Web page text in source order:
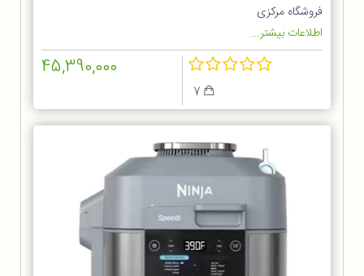
فروشگاه مرکزی
اطلاعات بیشتر...
45,390,000